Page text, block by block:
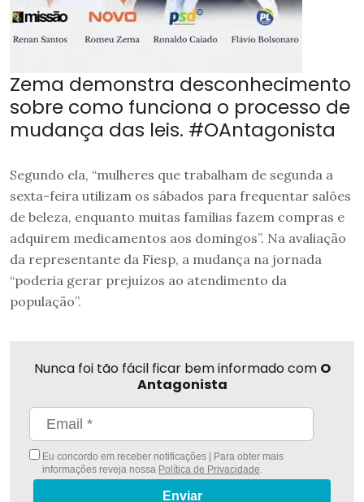
Zema demonstra desconhecimento
sobre como funciona o processo de
mudança das leis. #OAntagonista
Segundo ela, “mulheres que trabalham de segunda a
sexta-feira utilizam os sábados para frequentar salões
de beleza, enquanto muitas famílias fazem compras e
adquirem medicamentos aos domingos”. Na avaliação
da representante da Fiesp, a mudança na jornada
“poderia gerar prejuízos ao atendimento da
população”.
Nunca foi tão fácil ficar bem informado com O
Antagonista
Eu concordo em receber notificações | Para obter mais
informações reveja nossa Política de Privacidade.
Enviar